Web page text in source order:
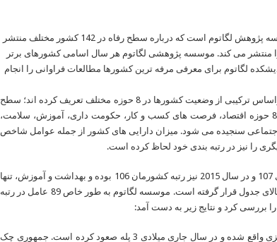
شاخص رفاه لگاتوم، رتبه بندی سالانه موسسه پژوهش لگاتوم است که درباره سطح رفاه در 142 کشور مختلف منتشر
سال 2007 این گزارش را منتشر می کند. موسسه پژوهشی لگاتوم هر سال اسامی کشورهای برتر
لگاتوم برای معرفی مرفه ترین کشورها مطالعات فراوانی را انجام
پژوهشگران این موسسه شاخص رفاه را براساس ترکیبی از وضعیت کشورها در 8 حوزه مختلف تعریف کرده اند؛ سطح
رفاه در کشورها با مقایسه وضعیت آنها در 8 حوزه اقتصاد، فرصت های کسب و کار، حکومت داری، آموزش، سلامت،
اجتماعی سنجیده می شود. میزان دارایی های کشور از جمله عوامل شاخص
را نیز در رتبه بندی خود لحاظ کرده است.
گفتنی است رتبه ایران در سال 2014 میلادی 107 و در سال 2015 نیز رتبه کشورمان 106 بوده و بهداشت و آموزش، تنها
حوزه هایی هستند که ایران در آنها در نیمه بالای جدول قرار گرفته است. موسسه لگاتوم به طور خاص 89 عامل در رتبه
26- جمهوری چک: این کشور در اروپای مرکزی واقع شده و در سال جاری میلادی 3 پله صعود کرده است. جمهوری چک